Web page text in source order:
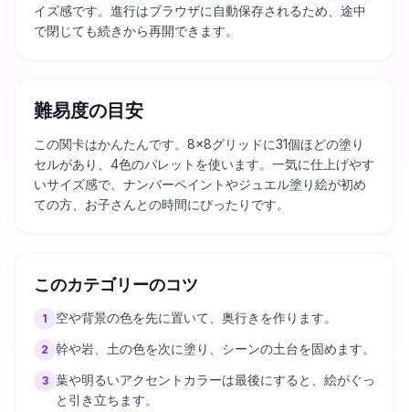
イズ感です。進行はブラウザに自動保存されるため、途中
で閉じても続きから再開できます。
難易度の目安
この関卡はかんたんです。8×8グリッドに31個ほどの塗り
セルがあり、4色のパレットを使います。一気に仕上げやす
いサイズ感で、ナンバーペイントやジュエル塗り絵が初め
ての方、お子さんとの時間にぴったりです。
このカテゴリーのコツ
1 空や背景の色を先に置いて、奥行きを作ります。
2 幹や岩、土の色を次に塗り、シーンの土台を固めます。
3 葉や明るいアクセントカラーは最後にすると、絵がぐっ
と引き立ちます。